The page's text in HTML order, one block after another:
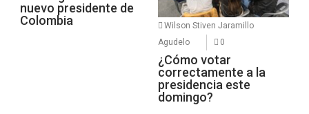
nuevo presidente de
Colombia
Wilson Stiven Jaramillo
Agudelo
0
¿Cómo votar
correctamente a la
presidencia este
domingo?